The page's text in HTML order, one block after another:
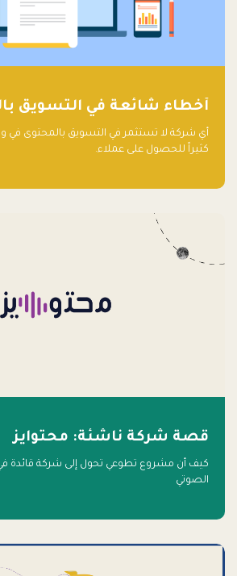
أخطاء شائعة في التسويق
أي شركة لا تستثمر في التسويق بالمحتوى في
كثيراً للحصول على عملاء.
قصة شركة ناشئة: محتوايز
كيف أن مشروع تطوعي تحول إلى شركة قائدة
الصوتي